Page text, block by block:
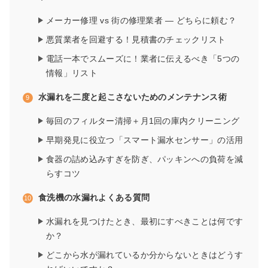
メーカー修理 vs 街の修理業者 — どちらに頼む？
悪質業者を回避する！見積書のチェックリスト
電話一本でスムーズに！業者に伝えるべき「5つの
情報」リスト
水漏れを二度と起こさないためのメンテナンス術
毎回のフィルター清掃＋月1回の庫内クリーニング
早期発見に役立つ「スマート漏水センサー」の活用
食器の詰め込みすぎを防ぎ、パッキンへの負荷を減
らすコツ
食洗機の水漏れよくある質問
水漏れを見つけたとき、最初にすべきことは何です
か？
どこから水が漏れているか分からないときはどうす